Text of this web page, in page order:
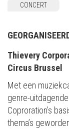
CONCERT
Thievery
Circus Brussel
Met een
genre-
Coproration’s
thema’s